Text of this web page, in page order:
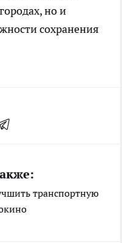
но и
сохранения
транспортную